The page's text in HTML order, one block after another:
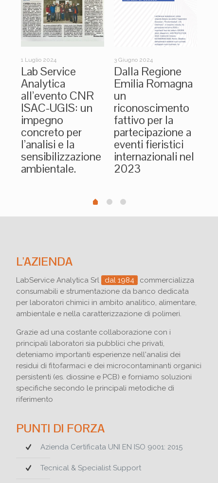
1 Luglio 2024
Lab Service
Analytica
all’evento CNR
ISAC-UGIS: un
impegno
concreto per
l’analisi e la
sensibilizzazione
ambientale.
3 Giugno 2024
Dalla Regione
Emilia Romagna
un
riconoscimento
fattivo per la
partecipazione a
eventi fieristici
internazionali nel
2023
L'AZIENDA
LabService Analytica Srl dal 1984
commercializza
consumabili e strumentazione da banco dedicata
per laboratori chimici in ambito analitico, alimentare,
ambientale e nella caratterizzazione di polimeri.
Grazie ad una costante collaborazione con i
principali laboratori sia pubblici che privati,
deteniamo importanti esperienze nell'analisi dei
residui di fitofarmaci e dei microcontaminanti organici
persistenti (es. diossine e PCB) e forniamo soluzioni
specifiche secondo le principali metodiche di
riferimento
PUNTI DI FORZA
Azienda Certificata UNI EN ISO 9001: 2015
Tecnical & Specialist Support